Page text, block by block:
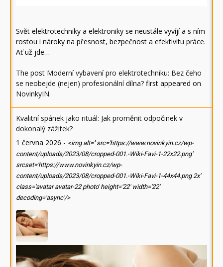
Svět elektrotechniky a elektroniky se neustále vyvíjí a s ním
rostou i nároky na přesnost, bezpečnost a efektivitu práce.
Ať už jde…
The post Moderní vybavení pro elektrotechniku: Bez čeho
se neobejde (nejen) profesionální dílna? first appeared on
NovinkyIN.
Kvalitní spánek jako rituál: Jak proměnit odpočinek v
dokonalý zážitek?
1 června 2026 - <img alt='' src='https://www.novinkyin.cz/wp-
content/uploads/2023/08/cropped-001.-Wiki-Favi-1-22x22.png'
srcset='https://www.novinkyin.cz/wp-
content/uploads/2023/08/cropped-001.-Wiki-Favi-1-44x44.png 2x'
class='avatar avatar-22 photo' height='22' width='22'
decoding='async'/>